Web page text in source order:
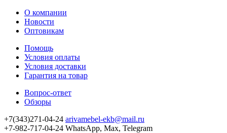
О компании
Новости
Оптовикам
Помощь
Условия оплаты
Условия доставки
Гарантия на товар
Вопрос-ответ
Обзоры
+7(343)271-04-24 arivamebel-ekb@mail.ru
+7-982-717-04-24 WhatsApp, Max, Telegram